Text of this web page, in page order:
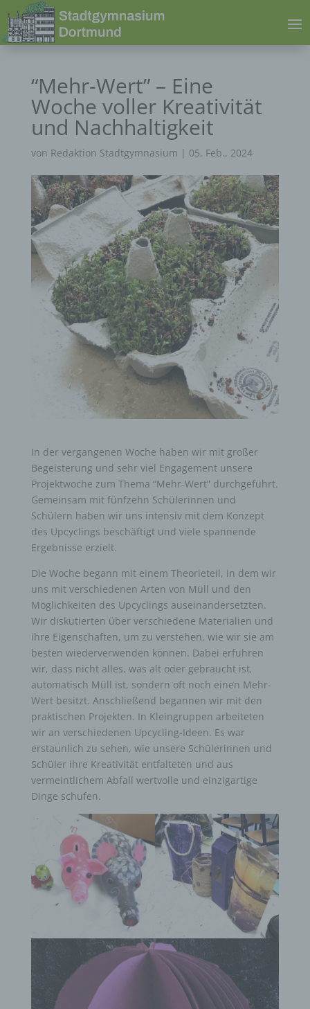
“Mehr-Wert” – Eine
Woche voller Kreativität
und Nachhaltigkeit
von Redaktion Stadtgymnasium | 05, Feb., 2024
In der vergangenen Woche haben wir mit großer
Begeisterung und sehr viel Engagement unsere
Projektwoche zum Thema “Mehr-Wert” durchgeführt.
Gemeinsam mit fünfzehn Schülerinnen und
Schülern haben wir uns intensiv mit dem Konzept
des Upcyclings beschäftigt und viele spannende
Ergebnisse erzielt.
Die Woche begann mit einem Theorieteil, in dem wir
uns mit verschiedenen Arten von Müll und den
Möglichkeiten des Upcyclings auseinandersetzten.
Wir diskutierten über verschiedene Materialien und
ihre Eigenschaften, um zu verstehen, wie wir sie am
besten wiederverwenden können. Dabei erfuhren
wir, dass nicht alles, was alt oder gebraucht ist,
automatisch Müll ist, sondern oft noch einen Mehr-
Wert besitzt. Anschließend begannen wir mit den
praktischen Projekten. In Kleingruppen arbeiteten
wir an verschiedenen Upcycling-Ideen. Es war
erstaunlich zu sehen, wie unsere Schülerinnen und
Schüler ihre Kreativität entfalteten und aus
vermeintlichem Abfall wertvolle und einzigartige
Dinge schufen.